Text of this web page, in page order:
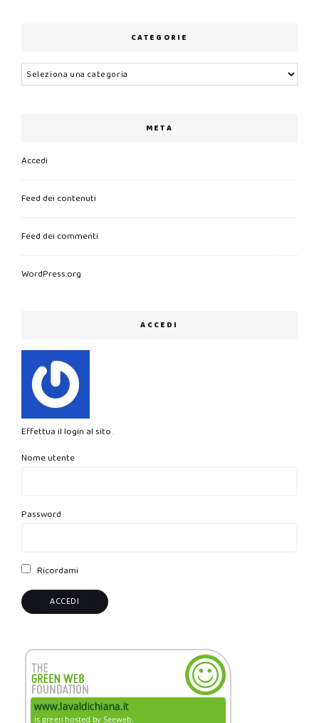
CATEGORIE
Categorie
META
Accedi
Feed dei contenuti
Feed dei commenti
WordPress.org
ACCEDI
Effettua il login al sito.
Nome utente
Password
Ricordami